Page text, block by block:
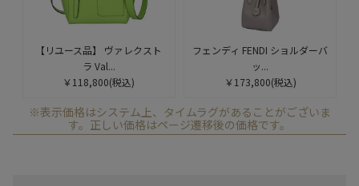
【リユース品】 ヴァレクスト
ラ Val...
￥118,800(税込)
フェンディ FENDI ショルダーバ
ッ...
￥173,800(税込)
※表示価格はシステム上、タイムラグがあることがございま
す。正しい価格はページ遷移後の価格です。